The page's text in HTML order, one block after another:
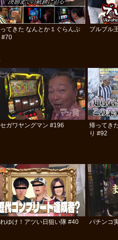
てきた なんとか１ぐらんぷ
#70
ブルブル
ガワヤングマン #196
帰ってき
り #92
ゆけ！アツい日狙い隊 #40 パチンコ